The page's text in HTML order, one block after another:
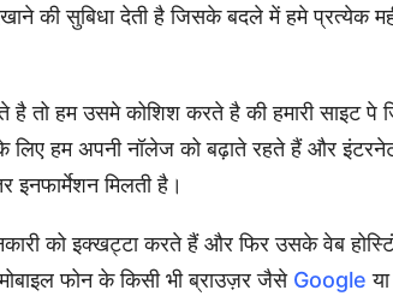
की सुबिधा देती है जिसके बदले में हमे प्रत्येक
है तो हम उसमे कोशिश करते है की हमारी साइट पे
लिए हम अपनी नॉलेज को बढ़ाते रहते हैं और
मिलती है।
को इक्खट्टा करते हैं और फिर उसके वेब
फोन के किसी भी ब्राउज़र जैसेGoogle